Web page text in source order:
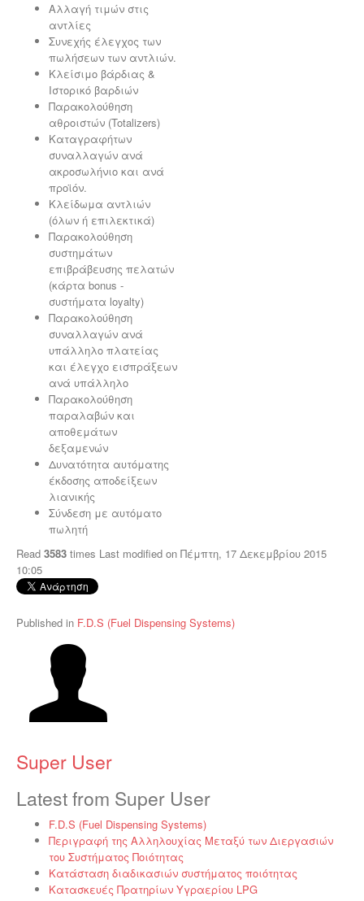
Αλλαγή τιμών στις
αντλίες
Συνεχής έλεγχος των
πωλήσεων των αντλιών.
Κλείσιμο βάρδιας &
Ιστορικό βαρδιών
Παρακολούθηση
αθροιστών (Totalizers)
Καταγραφήτων
συναλλαγών ανά
ακροσωλήνιο και ανά
προϊόν.
Κλείδωμα αντλιών
(όλων ή επιλεκτικά)
Παρακολούθηση
συστημάτων
επιβράβευσης πελατών
(κάρτα bonus -
συστήματα loyalty)
Παρακολούθηση
συναλλαγών ανά
υπάλληλο πλατείας
και έλεγχο εισπράξεων
ανά υπάλληλο
Παρακολούθηση
παραλαβών και
αποθεμάτων
δεξαμενών
Δυνατότητα αυτόματης
έκδοσης αποδείξεων
λιανικής
Σύνδεση με αυτόματο
πωλητή
Read 3583 times Last modified on Πέμπτη, 17 Δεκεμβρίου 2015
10:05
Published in F.D.S (Fuel Dispensing Systems)
Super User
Latest from Super User
F.D.S (Fuel Dispensing Systems)
Περιγραφή της Αλληλουχίας Μεταξύ των Διεργασιών
του Συστήματος Ποιότητας
Κατάσταση διαδικασιών συστήματος ποιότητας
Κατασκευές Πρατηρίων Υγραερίου LPG